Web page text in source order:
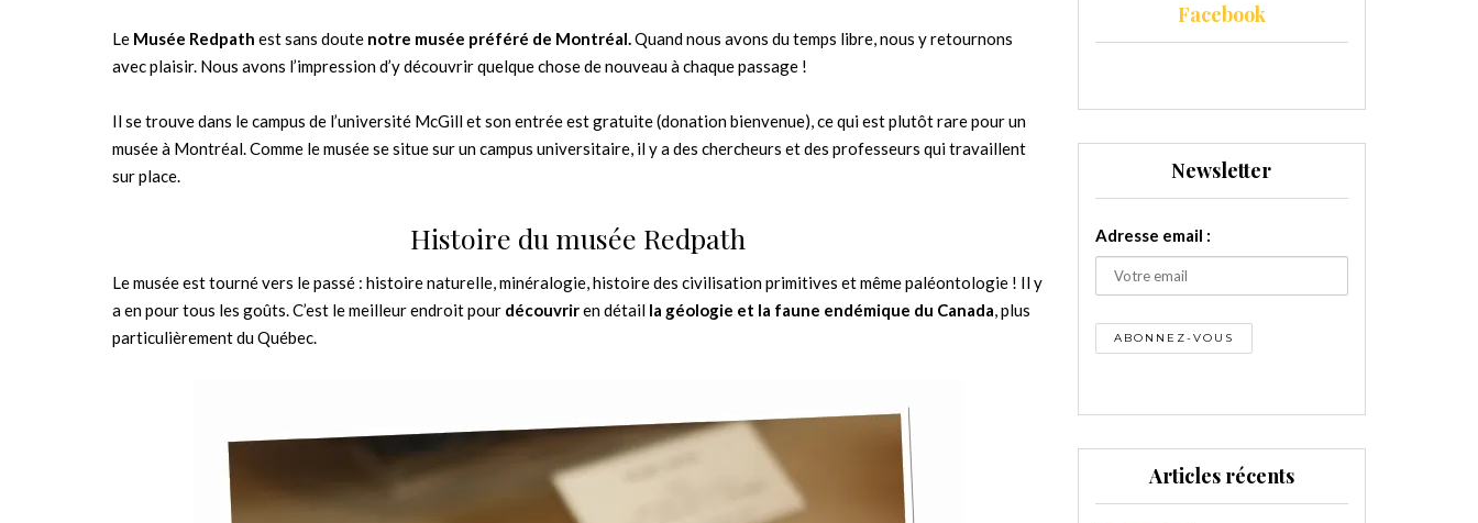
Le Musée Redpath est sans doute notre musée préféré de Montréal.Quand nous avons du temps libre, nous y retournons
avec plaisir. Nous avons l’impression d’y découvrir quelque chose de nouveau à chaque passage !
Il se trouve dans le campus de l’université McGill et son entrée est gratuite (donation bienvenue), ce qui est plutôt rare pour un
musée à Montréal. Comme le musée se situe sur un campus universitaire, il y a des chercheurs et des professeurs qui travaillent
sur place.
Histoire du musée Redpath
Le musée est tourné vers le passé : histoire naturelle, minéralogie, histoire des civilisation primitives et même paléontologie ! Il y
a en pour tous les goûts. C’est le meilleur endroit pour découvriren détail la géologie et la faune endémique du Canada, plus
particulièrement du Québec.
Facebook
Newsletter
Adresse email :
Articles récents